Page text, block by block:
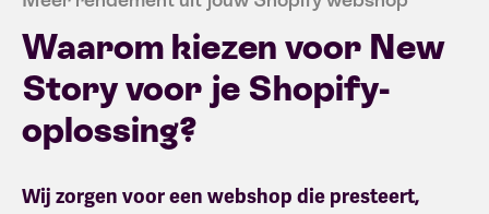
Waarom kiezen voor New
Story voor je Shopify-
oplossing?
Wij zorgen voor een webshop die presteert,